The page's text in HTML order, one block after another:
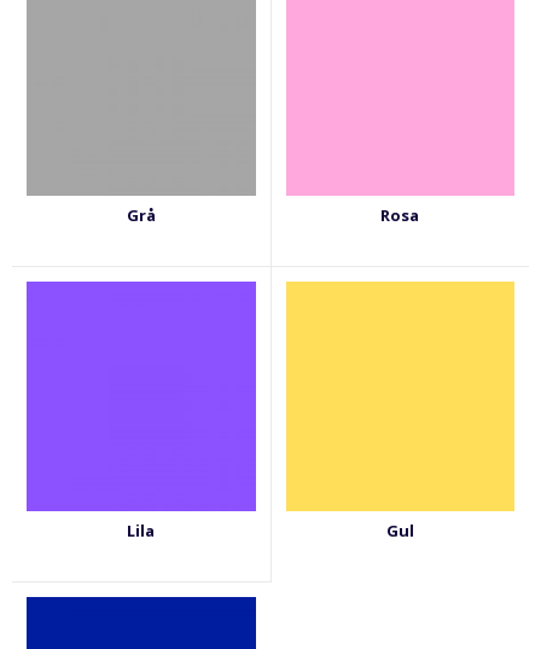
Grå Rosa
Lila Gul